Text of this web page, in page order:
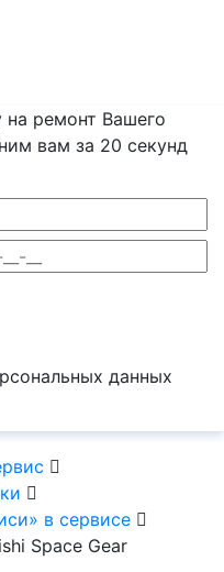
на ремонт Вашего
вам за 20 секунд
данных
в сервисе
Space Gear